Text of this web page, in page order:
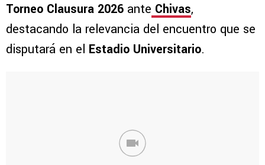
Torneo Clausura 2026 ante Chivas,
destacando la relevancia del encuentro que se
disputará en el Estadio Universitario.